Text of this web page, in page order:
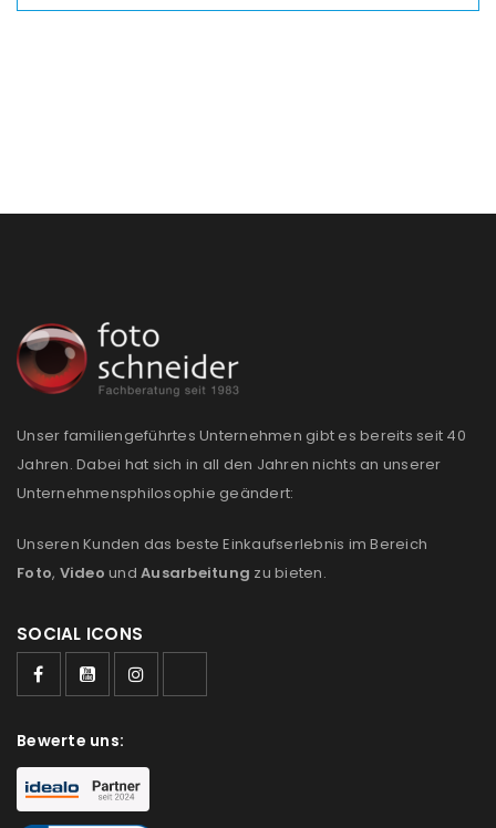
Unser familiengeführtes Unternehmen gibt es bereits seit 40
Jahren. Dabei hat sich in all den Jahren nichts an unserer
Unternehmensphilosophie geändert:
Unseren Kunden das beste Einkaufserlebnis im Bereich
Foto, Video und Ausarbeitung zu bieten.
SOCIAL ICONS
Bewerte uns: